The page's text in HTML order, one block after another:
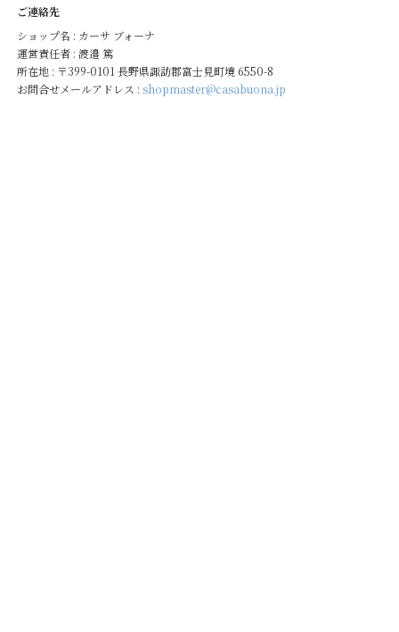
ご連絡先
ショップ名 : カーサ ブォーナ
運営責任者 : 渡邉 篤
所在地 : 〒399-0101 長野県諏訪郡富士見町境 6550-8
お問合せメールアドレス : shopmaster@casabuona.jp